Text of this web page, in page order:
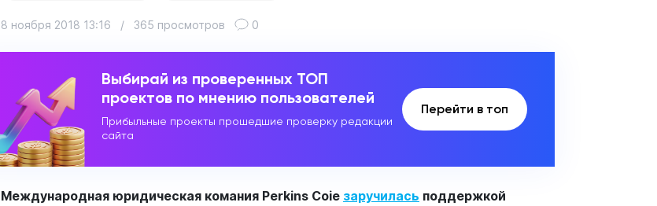
8 ноября 2018 13:16 / 365 просмотров 0
Выбирай из проверенных ТОП
проектов по мнению пользователей
Прибыльные проекты прошедшие проверку редакции
сайта
Перейти в топ
Международная юридическая комания Perkins Coie заручилась поддержкой